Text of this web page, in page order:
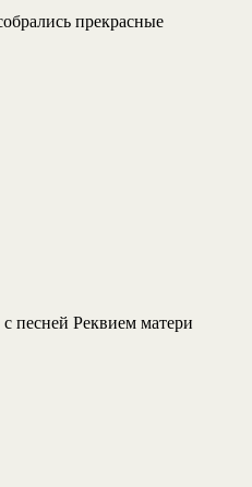
прекрасные
песней Реквием матери